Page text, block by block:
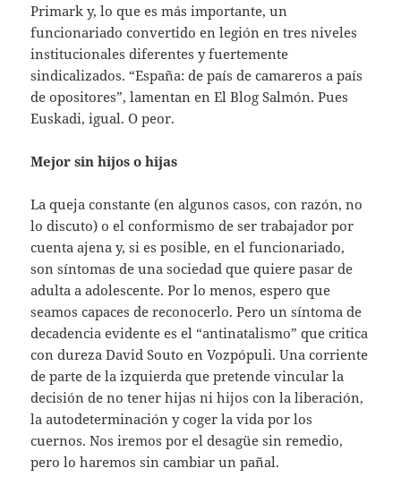
Primark y, lo que es más importante, un
funcionariado convertido en legión en tres niveles
institucionales diferentes y fuertemente
sindicalizados. “España: de país de camareros a país
de opositores”, lamentan en El Blog Salmón. Pues
Euskadi, igual. O peor.
Mejor sin hijos o hijas
La queja constante (en algunos casos, con razón, no
lo discuto) o el conformismo de ser trabajador por
cuenta ajena y, si es posible, en el funcionariado,
son síntomas de una sociedad que quiere pasar de
adulta a adolescente. Por lo menos, espero que
seamos capaces de reconocerlo. Pero un síntoma de
decadencia evidente es el “antinatalismo” que critica
con dureza David Souto en Vozpópuli. Una corriente
de parte de la izquierda que pretende vincular la
decisión de no tener hijas ni hijos con la liberación,
la autodeterminación y coger la vida por los
cuernos. Nos iremos por el desagüe sin remedio,
pero lo haremos sin cambiar un pañal.